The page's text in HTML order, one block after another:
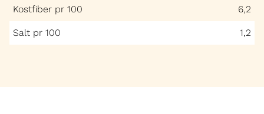
Kostfiber pr 100 6,2
Salt pr 100 1,2